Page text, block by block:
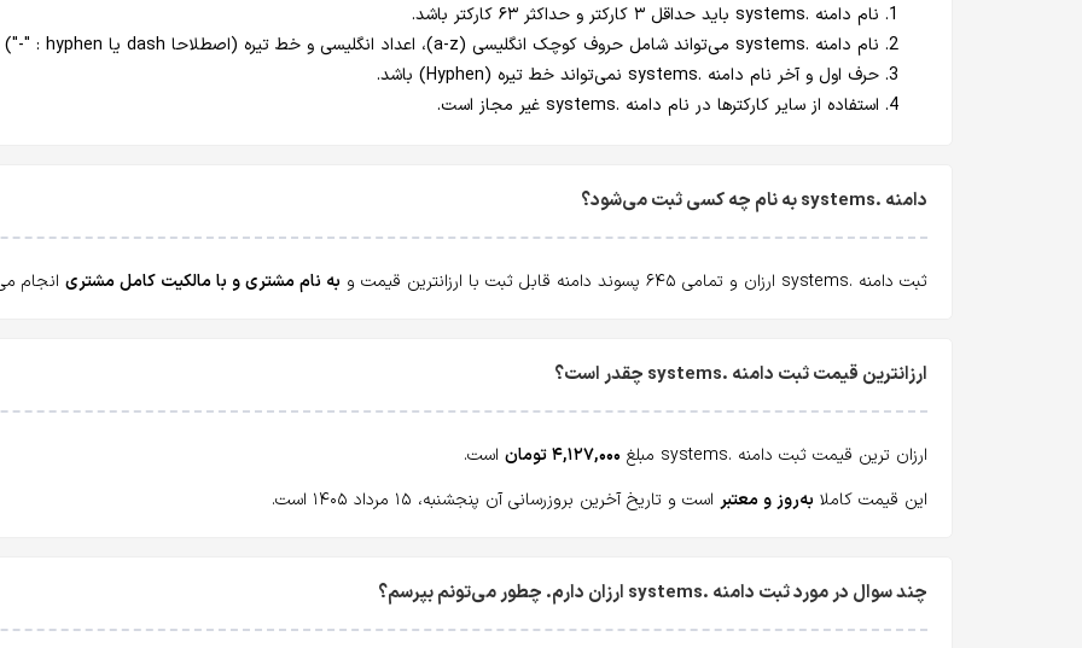
نام دامنه .systems باید حداقل ۳ کارکتر و حداکثر ۶۳ کارکتر باشد.
نام دامنه .systems می‌تواند شامل حروف کوچک انگلیسی (a-z)، اعداد انگلیسی و خط تیره (اصطلاحا dash یا hyphen : "-") باشد.
حرف اول و آخر نام دامنه .systems نمی‌تواند خط تیره (Hyphen) باشد.
استفاده از سایر کارکترها در نام دامنه .systems غیر مجاز است.
دامنه .systems به نام چه کسی ثبت می‌شود؟
ثبت دامنه .systems ارزان و تمامی ۶۴۵ پسوند دامنه قابل ثبت با ارزانترین قیمت و به نام مشتری و با مالکیت کامل مشتری انجام
ارزانترین قیمت ثبت دامنه .systems چقدر است؟
ارزان ترین قیمت ثبت دامنه .systems مبلغ ۴,۱۲۷,۰۰۰ تومان
است.
این قیمت کاملا به‌روز و معتبر است و تاریخ آخرین بروزرسانی آن پنجشنبه، ۱۵ مرداد ۱۴۰۵ است.
چند سوال در مورد ثبت دامنه .systems ارزان دارم. چطور می‌تونم بپرسم؟